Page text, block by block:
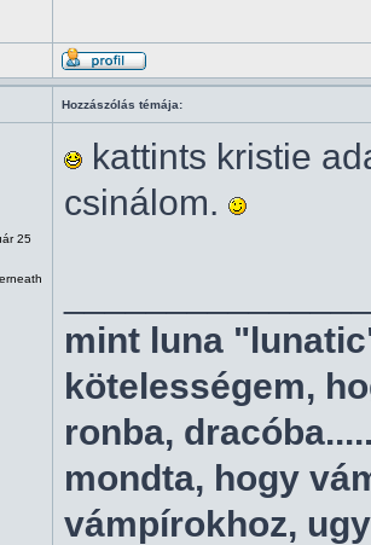
Hozzászólás témája:
25
kattints kristie
csinálom.
mint luna
kötelességem,
ronba,
mondta, hogy
vámpírokhoz,